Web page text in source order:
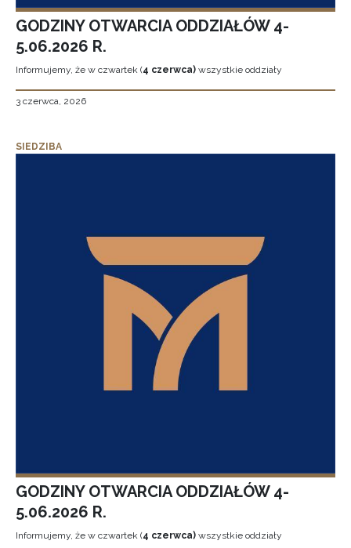
GODZINY OTWARCIA ODDZIAŁÓW 4-
5.06.2026 R.
Informujemy, że w czwartek (4 czerwca) wszystkie oddziały
3 czerwca, 2026
SIEDZIBA
GODZINY OTWARCIA ODDZIAŁÓW 4-
5.06.2026 R.
Informujemy, że w czwartek (4 czerwca) wszystkie oddziały